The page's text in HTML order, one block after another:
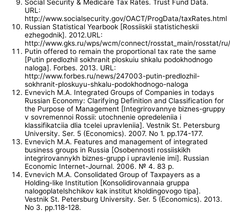
Social Security & Medicare Tax Rates. Trust Fund Data.
URL:
http://www.socialsecurity.gov/OACT/ProgData/taxRates.html
Russian Statistical Yearbook [Rossiiskii statisticheskii
ezhegodnik]. 2012.URL:
http://www.gks.ru/wps/wcm/connect/rosstat_main/rosstat/
Putin offered to remain the proportional tax rate the same
[Putin predlozhil sokhranit ploskuiu shkalu podokhodnogo
naloga]. Forbes. 2013. URL:
http://www.forbes.ru/news/247003-putin-predlozhil-
sokhranit-ploskuyu-shkalu-podokhodnogo-naloga
Evnevich M.A. Integrated Groups of Companies in todays
Russian Economy: Clarifying Definition and Classification for
the Purpose of Management [Integrirovannye biznes-gruppy
v sovremennoi Rossii: utochnenie opredeleniia i
klassifikatciia dlia tcelei upravleniia]. Vestnik St. Petersburg
University. Ser. 5 (Economics). 2007. No 1. pp.174-177.
Evnevich M.A. Features and management of integrated
business groups in Russia [Osobennosti rossiiskikh
integrirovannykh biznes-grupp i upravlenie imi]. Russian
Economic Internet-Journal. 2006. № 4. 83 p.
Evnevich M.A. Consolidated Group of Taxpayers as a
Holding-like Institution [Konsolidirovannaia gruppa
nalogoplatelshchikov kak institut kholdingovogo tipa].
Vestnik St. Petersburg University. Ser. 5 (Economics). 2013.
No 3. pp.118-128.